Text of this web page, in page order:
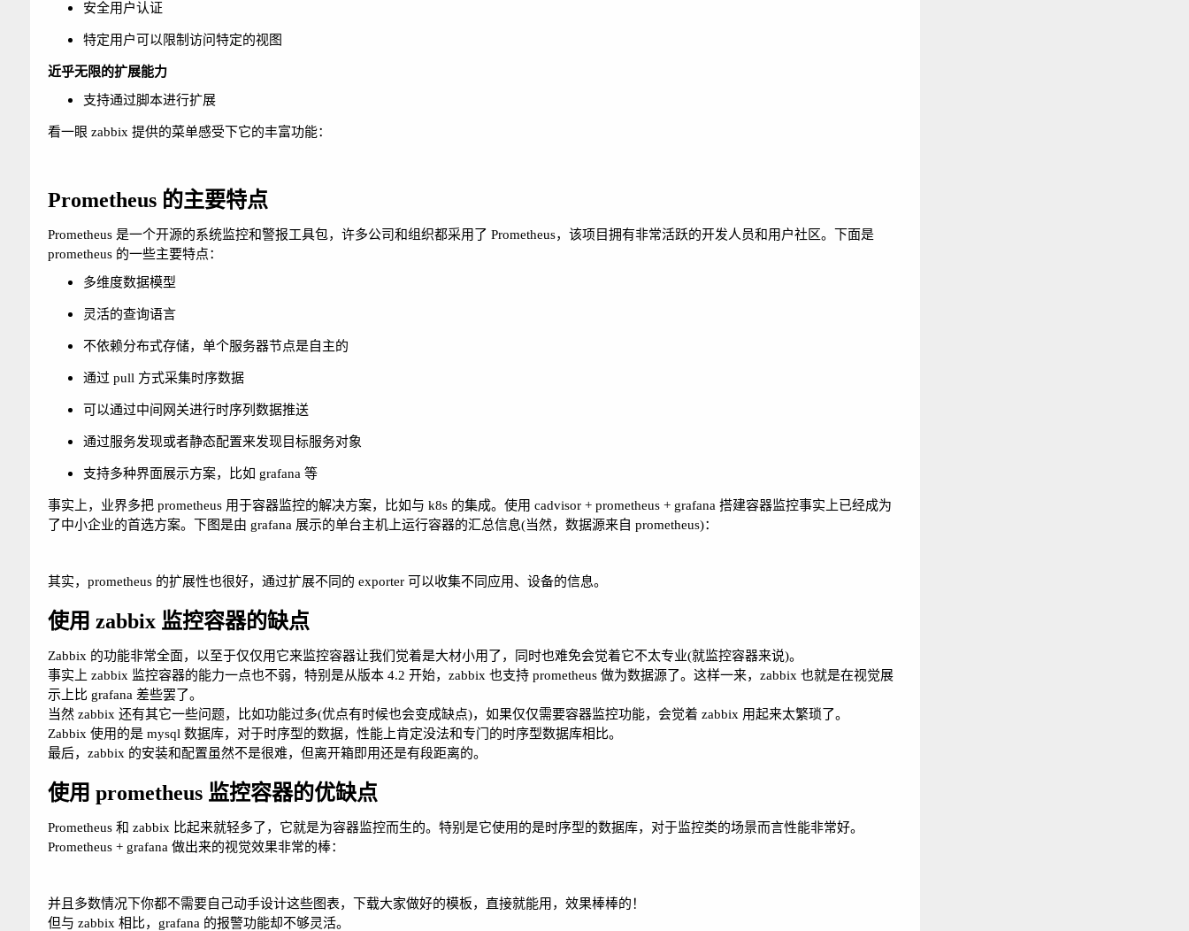
安全用户认证
特定用户可以限制访问特定的视图
近乎无限的扩展能力
支持通过脚本进行扩展
看一眼 zabbix 提供的菜单感受下它的丰富功能：
Prometheus 的主要特点
Prometheus 是一个开源的系统监控和警报工具包，许多公司和组织都采用了 Prometheus，该项目拥有非常活跃的开发人员和用户社区。下面是
prometheus 的一些主要特点：
多维度数据模型
灵活的查询语言
不依赖分布式存储，单个服务器节点是自主的
通过 pull 方式采集时序数据
可以通过中间网关进行时序列数据推送
通过服务发现或者静态配置来发现目标服务对象
支持多种界面展示方案，比如 grafana 等
事实上，业界多把 prometheus 用于容器监控的解决方案，比如与 k8s 的集成。使用 cadvisor + prometheus + grafana 搭建容器监控事实上已经成为
了中小企业的首选方案。下图是由 grafana 展示的单台主机上运行容器的汇总信息(当然，数据源来自 prometheus)：
其实，prometheus 的扩展性也很好，通过扩展不同的 exporter 可以收集不同应用、设备的信息。
使用 zabbix 监控容器的缺点
Zabbix 的功能非常全面，以至于仅仅用它来监控容器让我们觉着是大材小用了，同时也难免会觉着它不太专业(就监控容器来说)。
事实上 zabbix 监控容器的能力一点也不弱，特别是从版本 4.2 开始，zabbix 也支持 prometheus 做为数据源了。这样一来，zabbix 也就是在视觉展
示上比 grafana 差些罢了。
当然 zabbix 还有其它一些问题，比如功能过多(优点有时候也会变成缺点)，如果仅仅需要容器监控功能，会觉着 zabbix 用起来太繁琐了。
Zabbix 使用的是 mysql 数据库，对于时序型的数据，性能上肯定没法和专门的时序型数据库相比。
最后，zabbix 的安装和配置虽然不是很难，但离开箱即用还是有段距离的。
使用 prometheus 监控容器的优缺点
Prometheus 和 zabbix 比起来就轻多了，它就是为容器监控而生的。特别是它使用的是时序型的数据库，对于监控类的场景而言性能非常好。
Prometheus + grafana 做出来的视觉效果非常的棒：
并且多数情况下你都不需要自己动手设计这些图表，下载大家做好的模板，直接就能用，效果棒棒的！
但与 zabbix 相比，grafana 的报警功能却不够灵活。